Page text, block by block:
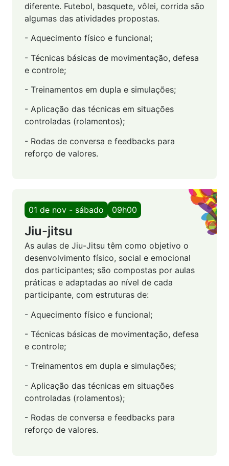
diferente. Futebol, basquete, vôlei, corrida são
algumas das atividades propostas.
- Aquecimento físico e funcional;
- Técnicas básicas de movimentação, defesa
e controle;
- Treinamentos em dupla e simulações;
- Aplicação das técnicas em situações
controladas (rolamentos);
- Rodas de conversa e feedbacks para
reforço de valores.
01 de nov - sábado 09h00
Jiu-jitsu
As aulas de Jiu-Jitsu têm como objetivo o
desenvolvimento físico, social e emocional
dos participantes; são compostas por aulas
práticas e adaptadas ao nível de cada
participante, com estruturas de:
- Aquecimento físico e funcional;
- Técnicas básicas de movimentação, defesa
e controle;
- Treinamentos em dupla e simulações;
- Aplicação das técnicas em situações
controladas (rolamentos);
- Rodas de conversa e feedbacks para
reforço de valores.